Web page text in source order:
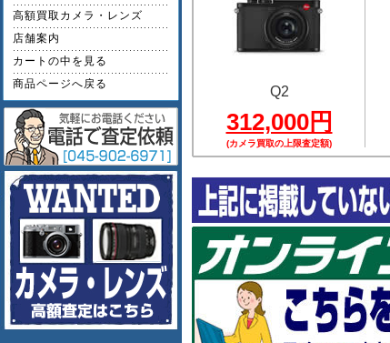
高額買取カメラ・レンズ
店舗案内
カートの中を見る
商品ページへ戻る
Q2
312,000円
(カメラ買取の上限査定額)